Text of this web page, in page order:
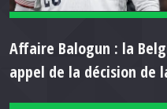
Affaire Balogun : la
appel de la décision de